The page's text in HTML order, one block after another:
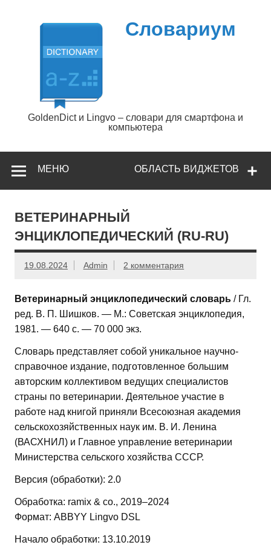
содержимому
Словариум
GoldenDict и Lingvo – словари для смартфона и
компьютера
ОБЛАСТЬ ВИДЖЕТОВ
МЕНЮ
ВЕТЕРИНАРНЫЙ
ЭНЦИКЛОПЕДИЧЕСКИЙ (RU-RU)
19.08.2024 Admin 2 комментария
Ветеринарный энциклопедический словарь / Гл.
ред. В. П. Шишков. — М.: Советская энциклопедия,
1981. — 640 с. — 70 000 экз.
Словарь представляет собой уникальное научно-
справочное издание, подготовленное большим
авторским коллективом ведущих специалистов
страны по ветеринарии. Деятельное участие в
работе над книгой приняли Всесоюзная академия
сельскохозяйственных наук им. В. И. Ленина
(ВАСХНИЛ) и Главное управление ветеринарии
Министерства сельского хозяйства СССР.
Версия (обработки): 2.0
Обработка: ramix & co., 2019–2024
Формат: ABBYY Lingvo DSL
Начало обработки: 13.10.2019